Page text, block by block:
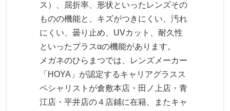
ス）、屈折率、形状といったレンズその
ものの機能と、キズがつきにくい、汚れ
にくい、曇り止め、UVカット、耐久性
といったプラスαの機能があります。
メガネのひらまつでは、レンズメーカー
「HOYA」が認定するキャリアグラスス
ペシャリストが倉敷本店・田ノ上店・青
江店・平井店の４店鋪に在籍、またキャ